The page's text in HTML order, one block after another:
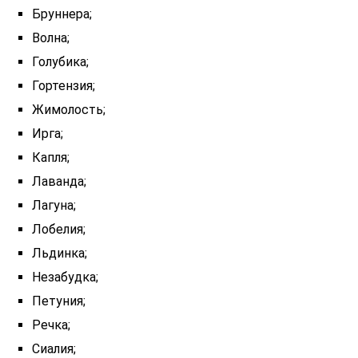
Бруннера;
Волна;
Голубика;
Гортензия;
Жимолость;
Ирга;
Капля;
Лаванда;
Лагуна;
Лобелия;
Льдинка;
Незабудка;
Петуния;
Речка;
Сиалия;